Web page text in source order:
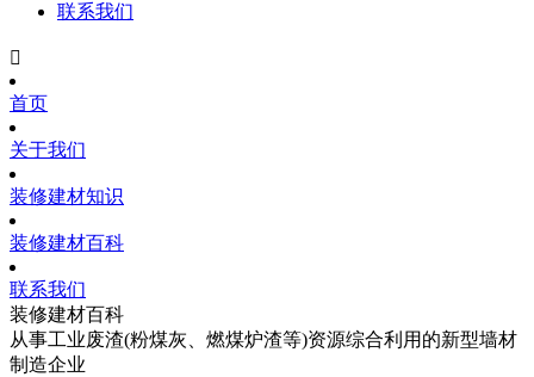
联系我们

首页
关于我们
装修建材知识
装修建材百科
联系我们
装修建材百科
从事工业废渣(粉煤灰、燃煤炉渣等)资源综合利用的新型墙材
制造企业